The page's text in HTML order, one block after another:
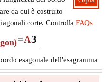
da cui è costruito
corte. Controlla FAQs
=A3
esagonale dell'esagramma